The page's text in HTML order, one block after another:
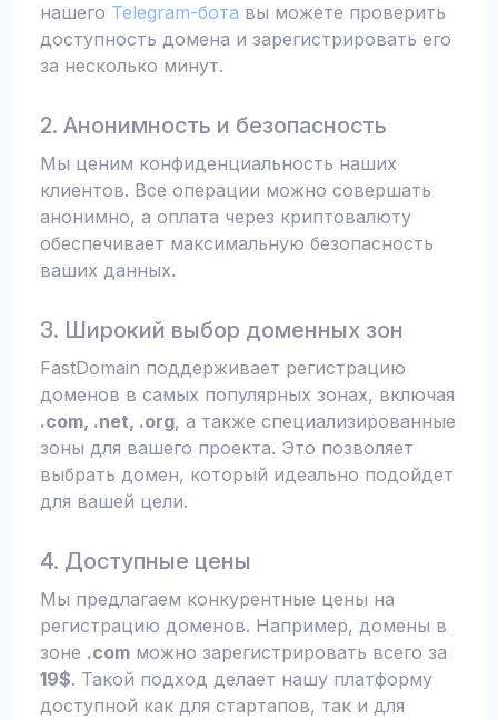
нашего Telegram-бота вы можете проверить
доступность домена и зарегистрировать его
за несколько минут.
2. Анонимность и безопасность
Мы ценим конфиденциальность наших
клиентов. Все операции можно совершать
анонимно, а оплата через криптовалюту
обеспечивает максимальную безопасность
ваших данных.
3. Широкий выбор доменных зон
FastDomain поддерживает регистрацию
доменов в самых популярных зонах, включая
.com, .net, .org, а также специализированные
зоны для вашего проекта. Это позволяет
выбрать домен, который идеально подойдет
для вашей цели.
4. Доступные цены
Мы предлагаем конкурентные цены на
регистрацию доменов. Например, домены в
зоне .com можно зарегистрировать всего за
19$. Такой подход делает нашу платформу
доступной как для стартапов, так и для